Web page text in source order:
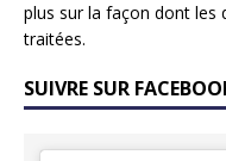
plus sur la façon dont les
traitées.
SUIVRE SUR